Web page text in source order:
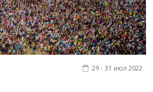
29 - 31 июл 2022